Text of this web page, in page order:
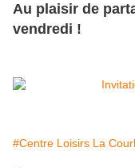
Au plaisir de
vendredi !
#Centre Loisirs La